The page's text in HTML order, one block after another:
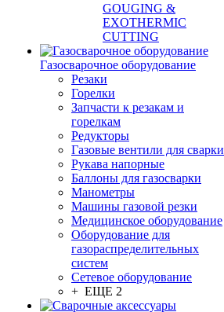
GOUGING &
EXOTHERMIC
CUTTING
Газосварочное оборудование
Резаки
Горелки
Запчасти к резакам и
горелкам
Редукторы
Газовые вентили для сварки
Рукава напорные
Баллоны для газосварки
Манометры
Машины газовой резки
Медицинское оборудование
Оборудование для
газораспределительных
систем
Сетевое оборудование
+ ЕЩЕ 2